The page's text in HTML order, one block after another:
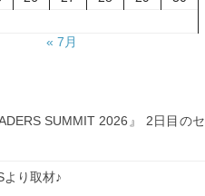
« 7月
SUMMIT 2026』 2日目のセ
より取材♪